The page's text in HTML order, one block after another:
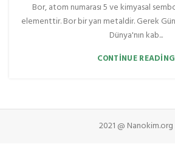
Bor, atom numarası 5 ve kimyasal
elementtir. Bor bir yarı metaldir. Gerek
Dünya'nın kab...
CONTINUE READING
2021 @ Nanokim.org